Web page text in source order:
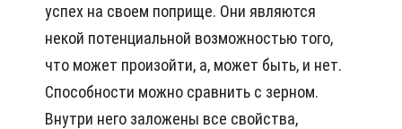
успех на своем поприще. Они являются
некой потенциальной возможностью того,
что может произойти, а, может быть, и нет.
Способности можно сравнить с зерном.
Внутри него заложены все свойства,